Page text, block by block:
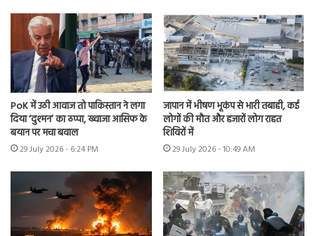
PoK में उठी आवाज तो पाकिस्तान ने लगा
दिया ‘दुश्मन’ का ठप्पा, ख्वाजा आसिफ के
बयान पर मचा बवाल
29 July 2026 - 6:24 PM
जापान में भीषण भूकंप से भारी तबाही, कई
लोगों की मौत और हजारों लोग राहत
शिविरों में
29 July 2026 - 10:49 AM